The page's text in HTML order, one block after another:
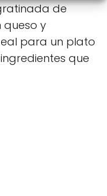
de
y
para un plato
que